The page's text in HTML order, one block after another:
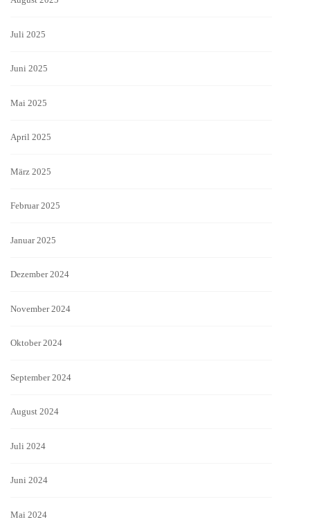
Juli 2025
Juni 2025
Mai 2025
April 2025
März 2025
Februar 2025
Januar 2025
Dezember 2024
November 2024
Oktober 2024
September 2024
August 2024
Juli 2024
Juni 2024
Mai 2024